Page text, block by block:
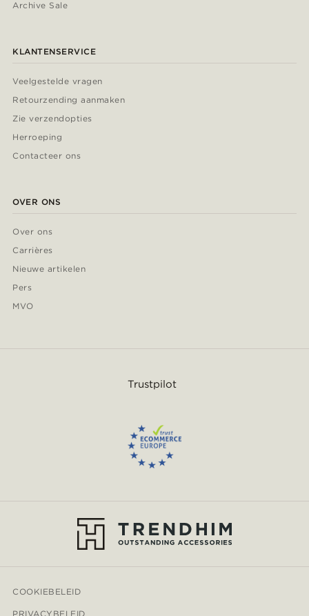
Archive Sale
KLANTENSERVICE
Veelgestelde vragen
Retourzending aanmaken
Zie verzendopties
Herroeping
Contacteer ons
OVER ONS
Over ons
Carrières
Nieuwe artikelen
Pers
MVO
Trustpilot
COOKIEBELEID
PRIVACYBELEID